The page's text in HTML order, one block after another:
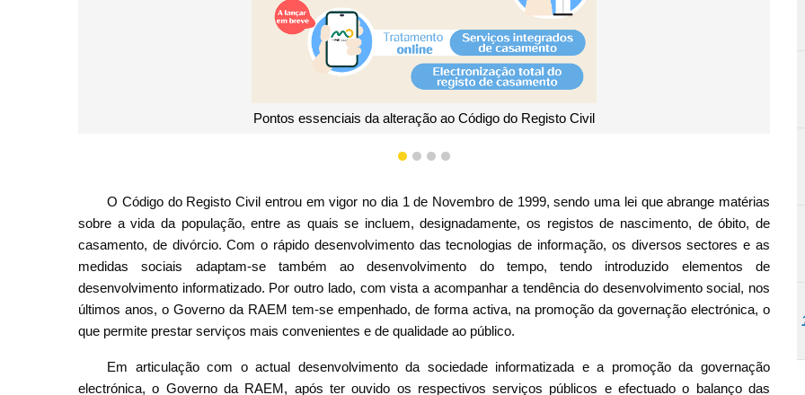
Pontos essenciais da alteração ao Código do Registo Civil
1 2 3 4
O Código do Registo Civil entrou em vigor no dia 1 de Novembro de 1999, sendo uma lei que abrange matérias
sobre a vida da população, entre as quais se incluem, designadamente, os registos de nascimento, de óbito, de
casamento, de divórcio. Com o rápido desenvolvimento das tecnologias de informação, os diversos sectores e as
medidas sociais adaptam-se também ao desenvolvimento do tempo, tendo introduzido elementos de
desenvolvimento informatizado. Por outro lado, com vista a acompanhar a tendência do desenvolvimento social, nos
últimos anos, o Governo da RAEM tem-se empenhado, de forma activa, na promoção da governação electrónica, o
que permite prestar serviços mais convenientes e de qualidade ao público.
Em articulação com o actual desenvolvimento da sociedade informatizada e a promoção da governação
electrónica, o Governo da RAEM, após ter ouvido os respectivos serviços públicos e efectuado o balanço das